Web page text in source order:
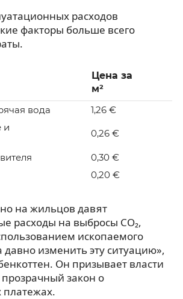
расходов
факторы больше всего
Цена за
м²
вода
1,26 €
и
0,26 €
0,30 €
0,20 €
на жильцов давят
расходы на выбросы CO₂,
ископаемого
давно изменить эту ситуацию»,
Он призывает власти
закон о